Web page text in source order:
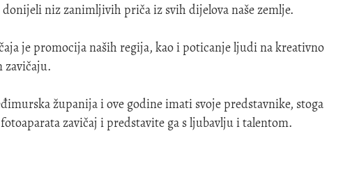
niz zanimljivih priča iz svih dijelova naše zemlje.
je promocija naših regija, kao i poticanje ljudi na kreativno
zavičaju.
županija i ove godine imati svoje predstavnike, stoga
zavičaj i predstavite ga s ljubavlju i talentom.